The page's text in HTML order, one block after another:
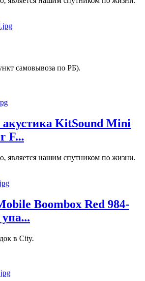
самовывоза по РБ).
KitSound Mini
F...
является нашим спутником по жизни.
Boombox Red 984-
в City.